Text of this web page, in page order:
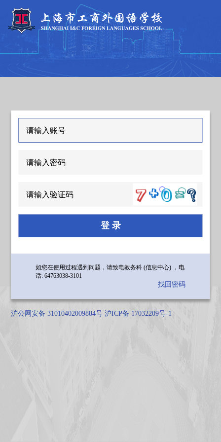
登 录
如您在使用过程遇到问题，请致电教务科 (信息中心) ，电
话: 64763038-3101
找回密码
沪公网安备 31010402009884号 沪ICP备 17032209号-1